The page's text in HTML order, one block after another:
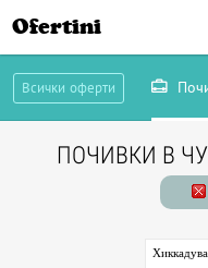
Ofertini
Всички оферти
ПОЧИВКИ В
Хиккадува